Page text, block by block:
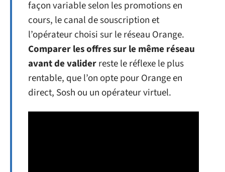
façon variable selon les promotions en
cours, le canal de souscription et
l’opérateur choisi sur le réseau Orange.
Comparer les offres sur le même réseau
avant de validerreste le réflexe le plus
rentable, que l’on opte pour Orange en
direct, Sosh ou un opérateur virtuel.